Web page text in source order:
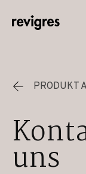
Zum Hauptinhalt
PRODUKT
uns